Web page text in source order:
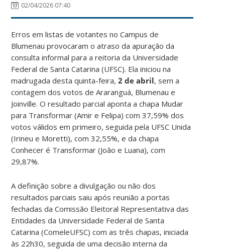
02/04/2026 07:40
Erros em listas de votantes no Campus de
Blumenau provocaram o atraso da apuração da
consulta informal para a reitoria da Universidade
Federal de Santa Catarina (UFSC). Ela iniciou na
madrugada desta quinta-feira,2 de abril, sem a
contagem dos votos de Araranguá, Blumenau e
Joinville. O resultado parcial aponta a chapa Mudar
para Transformar (Amir e Felipa) com 37,59% dos
votos válidos em primeiro, seguida pela UFSC Unida
(Irineu e Moretti), com 32,55%, e da chapa
Conhecer é Transformar (João e Luana), com
29,87%.
A definição sobre a divulgação ou não dos
resultados parciais saiu após reunião a portas
fechadas da Comissão Eleitoral Representativa das
Entidades da Universidade Federal de Santa
Catarina (ComeleUFSC) com as três chapas, iniciada
às 22h30, seguida de uma decisão interna da